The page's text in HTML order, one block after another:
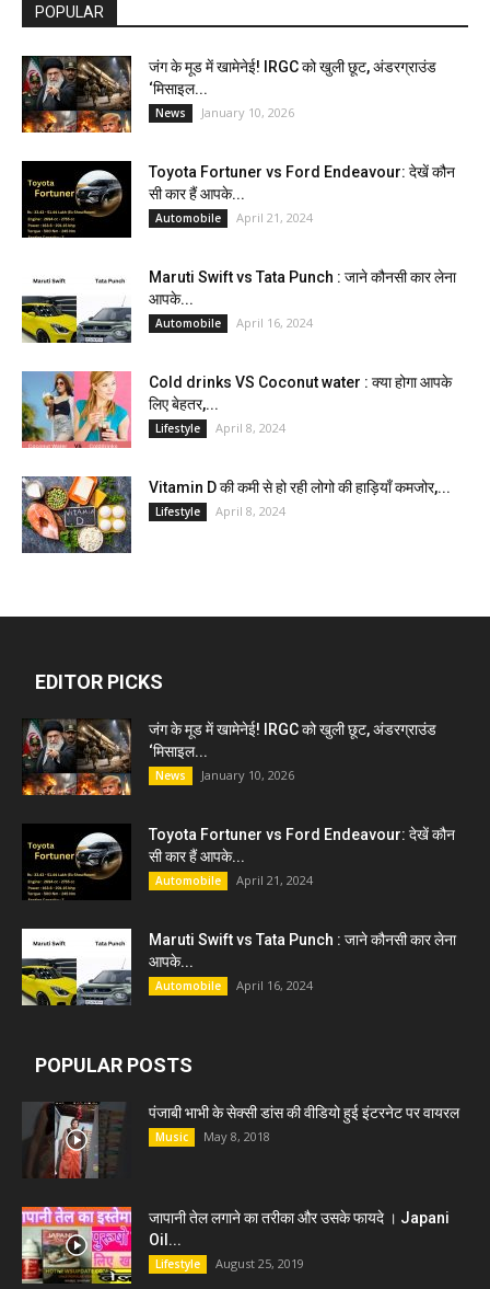
POPULAR
जंग के मूड में खामेनेई! IRGC को खुली छूट, अंडरग्राउंड
‘मिसाइल...
News January 10, 2026
Toyota Fortuner vs Ford Endeavour: देखें कौन
सी कार हैं आपके...
Automobile April 21, 2024
Maruti Swift vs Tata Punch : जाने कौनसी कार लेना
आपके...
Automobile April 16, 2024
Cold drinks VS Coconut water : क्या होगा आपके
लिए बेहतर,...
Lifestyle April 8, 2024
Vitamin D की कमी से हो रही लोगो की हाड़ियाँ कमजोर,...
Lifestyle April 8, 2024
EDITOR PICKS
जंग के मूड में खामेनेई! IRGC को खुली छूट, अंडरग्राउंड
‘मिसाइल...
News January 10, 2026
Toyota Fortuner vs Ford Endeavour: देखें कौन
सी कार हैं आपके...
Automobile April 21, 2024
Maruti Swift vs Tata Punch : जाने कौनसी कार लेना
आपके...
Automobile April 16, 2024
POPULAR POSTS
पंजाबी भाभी के सेक्सी डांस की वीडियो हुई इंटरनेट पर वायरल
Music May 8, 2018
जापानी तेल लगाने का तरीका और उसके फायदे । Japani
Oil...
Lifestyle August 25, 2019